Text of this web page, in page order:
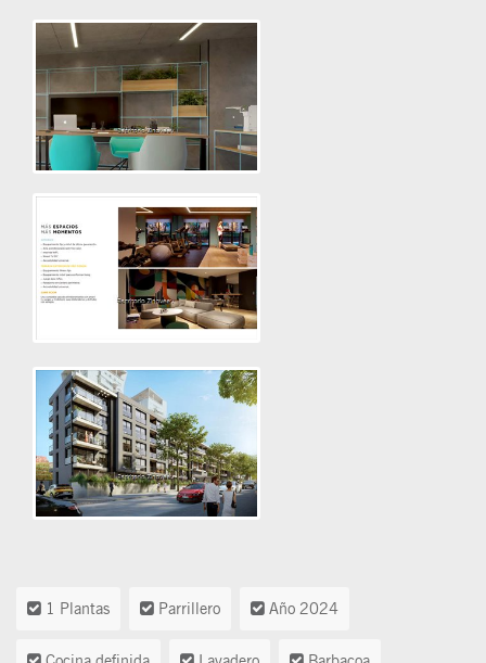
1 Plantas Parrillero Año 2024